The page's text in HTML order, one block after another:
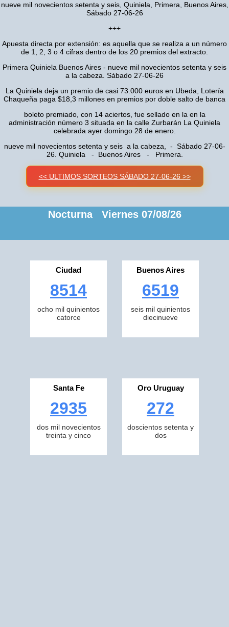
nueve mil novecientos setenta y seis, Quiniela, Primera, Buenos Aires,
Sábado 27-06-26
+++
Apuesta directa por extensión: es aquella que se realiza a un número
de 1, 2, 3 o 4 cifras dentro de los 20 premios del extracto.
Primera Quiniela Buenos Aires - nueve mil novecientos setenta y seis
a la cabeza. Sábado 27-06-26
La Quiniela deja un premio de casi 73.000 euros en Ubeda, Lotería
Chaqueña paga $18,3 millones en premios por doble salto de banca
boleto premiado, con 14 aciertos, fue sellado en la en la
administración número 3 situada en la calle Zurbarán La Quiniela
celebrada ayer domingo 28 de enero.
nueve mil novecientos setenta y seis a la cabeza, - Sábado 27-06-
26. Quiniela - Buenos Aires - Primera.
<< ULTIMOS SORTEOS SÁBADO 27-06-26 >>
Nocturna Viernes 07/08/26
Ciudad
8514
ocho mil quinientos
catorce
Buenos Aires
6519
seis mil quinientos
diecinueve
Santa Fe
2935
dos mil novecientos
treinta y cinco
Oro Uruguay
272
doscientos setenta y
dos